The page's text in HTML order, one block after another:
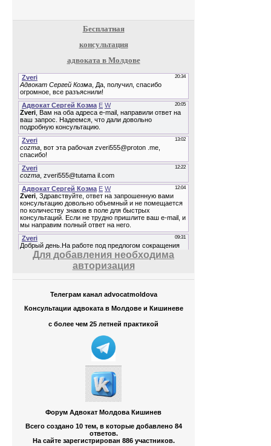
Бесплатная
консультация
адвоката в Молдове
Для добавления необходима
авторизация
Телеграм канал advocatmoldova
Консультации адвоката в Молдове и Кишиневе
с более чем 25 летней практикой
Форум Адвокат Молдова Кишинев
Всего создано 10 тем, в которые добавлено 84
ответов.
На сайте зарегистрирован 886 участников.